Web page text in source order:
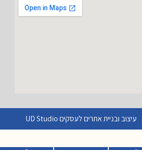
עיצוב ובניית אתרים לעסקים UD Studio